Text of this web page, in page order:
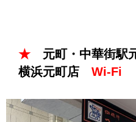
★元町・中華街駅
横浜元町店 Wi-Fi